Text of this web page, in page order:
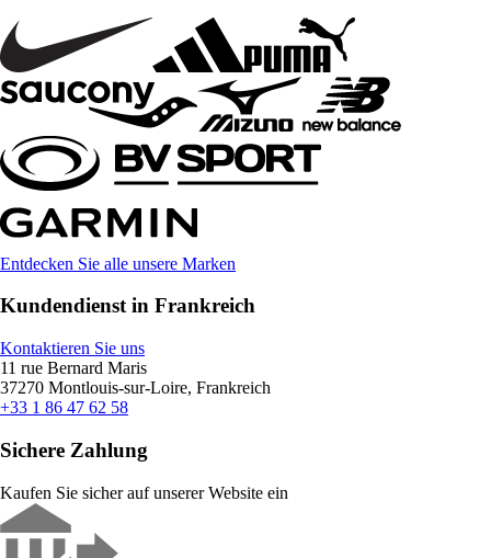
Entdecken Sie alle unsere Marken
Kundendienst in Frankreich
Kontaktieren Sie uns
11 rue Bernard Maris
37270 Montlouis-sur-Loire, Frankreich
+33 1 86 47 62 58
Sichere Zahlung
Kaufen Sie sicher auf unserer Website ein